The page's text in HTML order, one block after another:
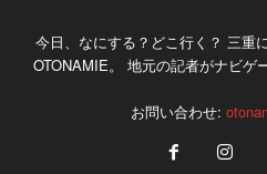
今日、なにする？どこ行く？ 三重
OTONAMIE。 地元の記者がナビゲ
お問い合わせ: